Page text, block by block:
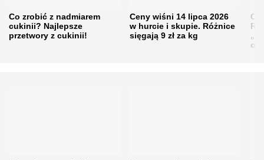
Co zrobić z nadmiarem
cukinii? Najlepsze
przetwory z cukinii!
Ceny wiśni 14 lipca 2026
w hurcie i skupie. Różnice
sięgają 9 zł za kg